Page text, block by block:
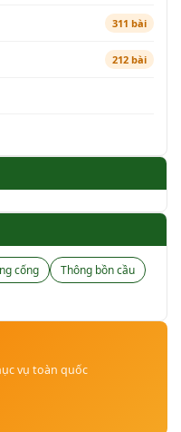
311 bài
212 bài
cống
Thông bồn cầu
vụ toàn quốc